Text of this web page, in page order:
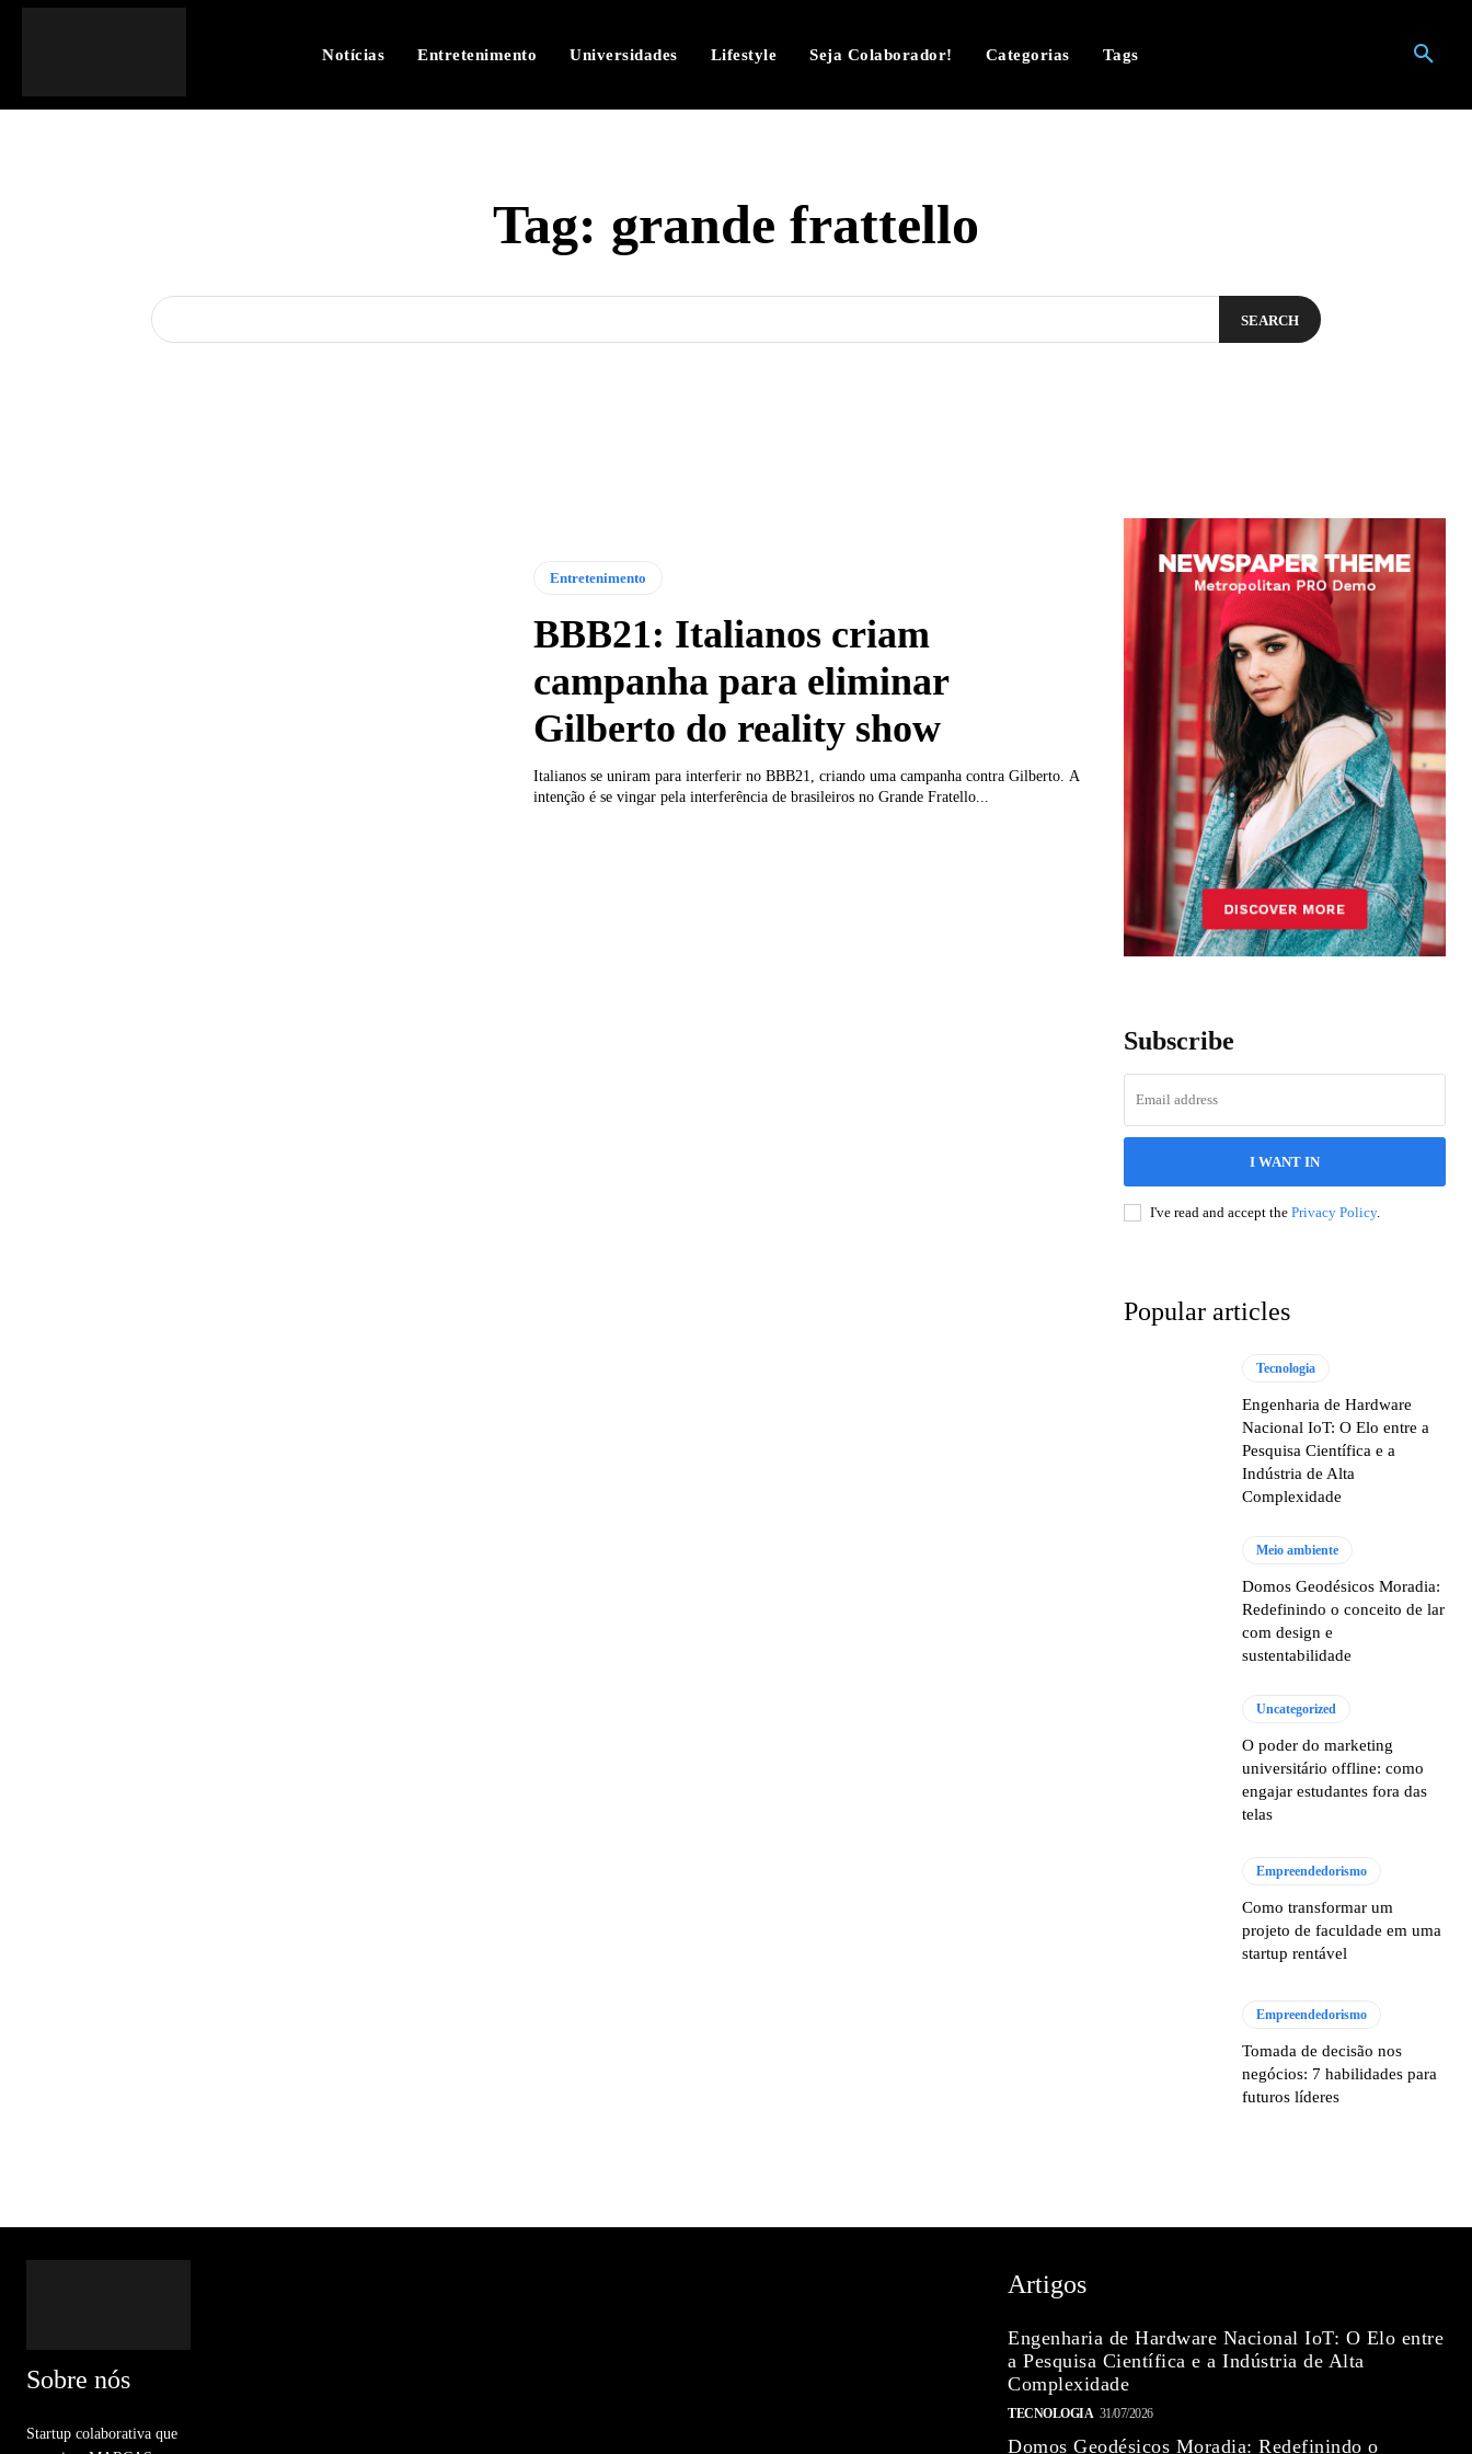
Notícias Entretenimento Universidades Lifestyle Seja Colaborador! Categorias Tags
Tag: grande frattello
SEARCH
Entretenimento
BBB21: Italianos criam
campanha para eliminar
Gilberto do reality show
Italianos se uniram para interferir no BBB21, criando uma campanha contra Gilberto. A
intenção é se vingar pela interferência de brasileiros no Grande Fratello...
Subscribe
I WANT IN
I've read and accept the Privacy Policy.
Popular articles
Tecnologia
Engenharia de Hardware
Nacional IoT: O Elo entre a
Pesquisa Científica e a
Indústria de Alta
Complexidade
Meio ambiente
Domos Geodésicos Moradia:
Redefinindo o conceito de lar
com design e
sustentabilidade
Uncategorized
O poder do marketing
universitário offline: como
engajar estudantes fora das
telas
Empreendedorismo
Como transformar um
projeto de faculdade em uma
startup rentável
Empreendedorismo
Tomada de decisão nos
negócios: 7 habilidades para
futuros líderes
Sobre nós
Startup colaborativa que
Artigos
Engenharia de Hardware Nacional IoT: O Elo entre
a Pesquisa Científica e a Indústria de Alta
Complexidade
TECNOLOGIA 31/07/2026
Domos Geodésicos Moradia: Redefinindo o